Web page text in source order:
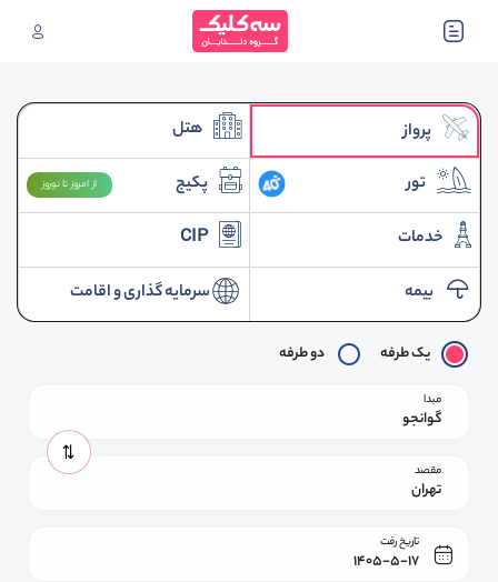
پرواز هتل
تور پکیج از امروز تا نوروز
خدمات CIP
بیمه سرمایه گذاری و اقامت
یک طرفه دو طرفه
مبدا
گوانجو
مقصد
تهران
تاریخ رفت
1405-5-17